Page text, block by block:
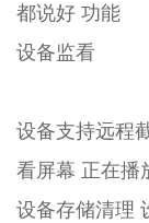
都说好 功能
设备监看
设备支持远程
看屏幕 正在播
设备存储清理